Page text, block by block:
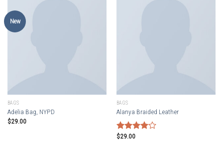
New
BAGS
Adelia Bag, NYPD
$29.00
BAGS
Alanya Braided Leather
Rated
$29.00